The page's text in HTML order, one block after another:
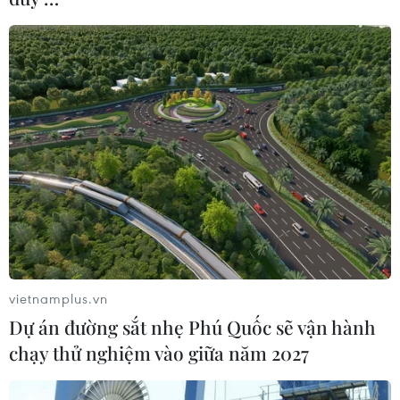
vietnamplus.vn
Dự án đường sắt nhẹ Phú Quốc sẽ vận hành
chạy thử nghiệm vào giữa năm 2027